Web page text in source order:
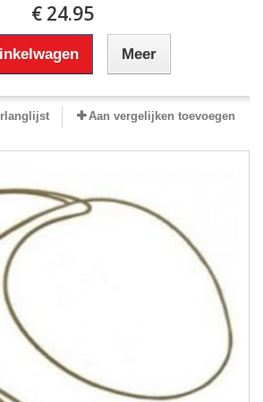
€ 24.95
Meer
Aan vergelijken toevoegen